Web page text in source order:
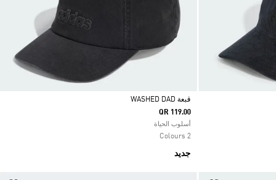
Selected
قبعة WASHED DAD
QR 119.00
أسلوب الحياة
2 Colours
جديد